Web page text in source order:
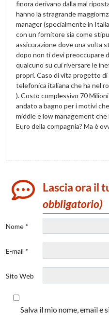
finora derivano dalla mal
hanno la stragrande
manager (specialmente in
con un fornitore sia come
assicurazione dove una volta
dopo non ti devi preoccupare
qualcuno su cui riversare le
propri. Caso di vita progetto
telefonica italiana che ha nel
). Costo complessivo 70
andato a bagno per i motivi
middle e low management che
Euro della compagnia? Ma è
Lascia ora il
obbligatorio)
Nome *
E-mail *
Sito Web
Salva il mio nome, email